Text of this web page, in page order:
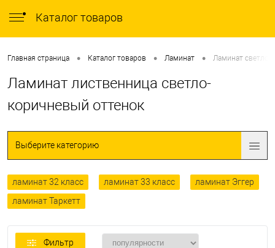
Каталог товаров
Главная страница • Каталог товаров • Ламинат • Ламинат светло-
Ламинат лиственница светло-
коричневый оттенок
Выберите категорию
ламинат 32 класс ламинат 33 класс
ламинат Эггер
ламинат Таркетт
Фильтр